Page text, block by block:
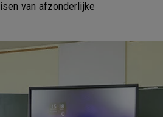
van afzonderlijke